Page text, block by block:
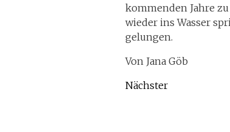
kommenden Jahre
wieder ins Wasser
gelungen.
Von Jana Göb
Nächster